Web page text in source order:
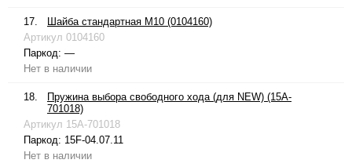
17.
Шайба стандартная М10 (0104160)
Артикул 0104160
Паркод: —
Нет в наличии
18.
Пружина выбора свободного хода (для NEW) (15A-
701018)
Артикул 15A-701018
Паркод: 15F-04.07.11
Нет в наличии